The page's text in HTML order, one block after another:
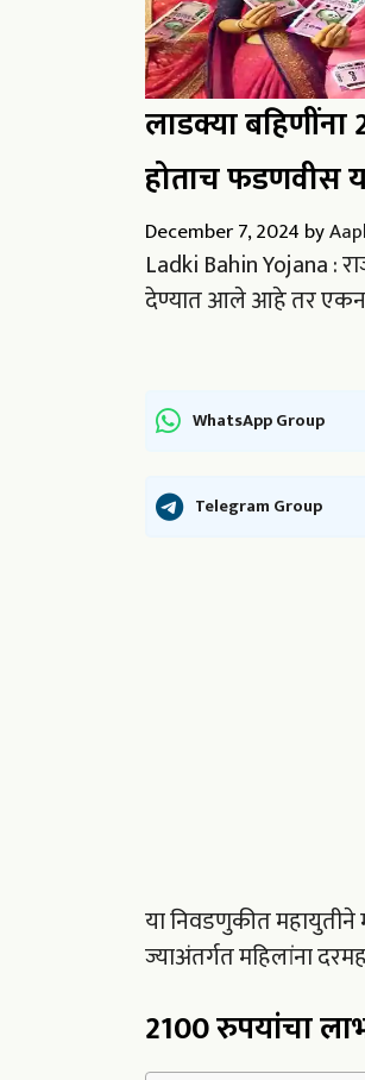
लाडक्या
होताच फडणवीस
December 7, 2024 by
Ladki Bahin Yojana :
देण्यात आले आहे तर
WhatsApp Group
Telegram Group
या निवडणुकीत महायुतीने
ज्याअंतर्गत महिलांना
2100 रुपयांचा